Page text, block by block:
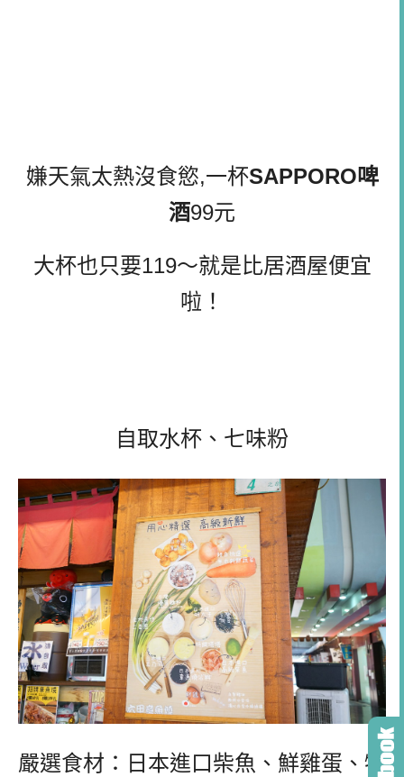
嫌天氣太熱沒食慾,一杯SAPPORO啤
酒99元
大杯也只要119～就是比居酒屋便宜
啦！
自取水杯、七味粉
嚴選食材：日本進口柴魚、鮮雞蛋、特